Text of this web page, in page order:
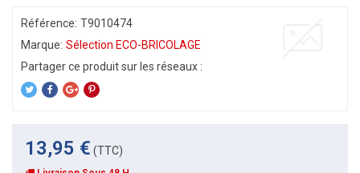
Référence: T9010474
Marque: Sélection ECO-BRICOLAGE
13,95 € (TTC)